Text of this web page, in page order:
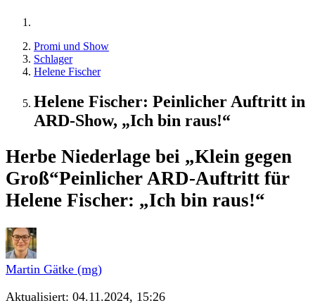
Promi und Show
Schlager
Helene Fischer
Helene Fischer: Peinlicher Auftritt in
ARD-Show, „Ich bin raus!“
Herbe Niederlage bei „Klein gegen
Groß“Peinlicher ARD-Auftritt für
Helene Fischer: „Ich bin raus!“
Martin Gätke (mg)
Aktualisiert: 04.11.2024, 15:26